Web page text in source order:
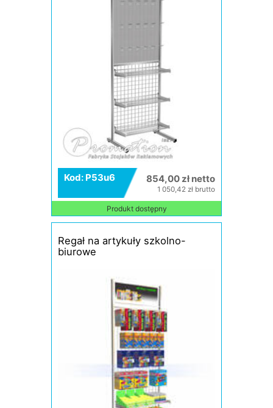
Kod: P53u6 854,00 zł netto
1 050,42 zł brutto
Produkt dostępny
Regał na artykuły szkolno-
biurowe